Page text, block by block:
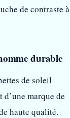
de contraste à
durable
de soleil
marque de
haute qualité.